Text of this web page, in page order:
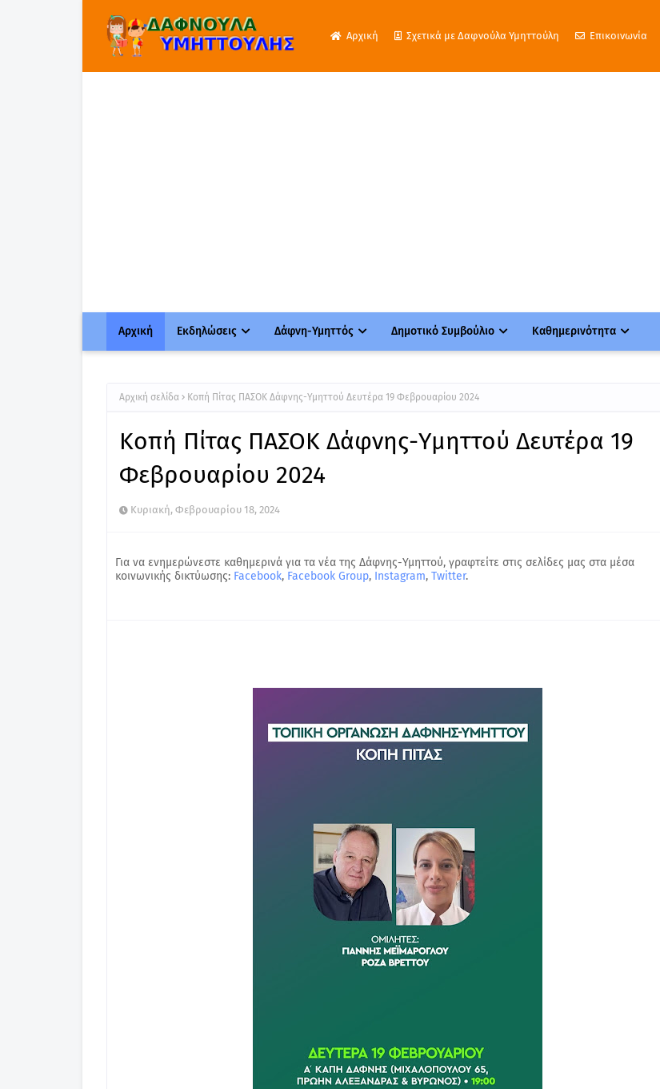
Αρχική Σχετικά με Δαφνούλα Υμηττούλη Επικοινωνία
Αρχική Εκδηλώσεις Δάφνη-Υμηττός Δημοτικό Συμβούλιο Καθημερινότητα
Αρχική σελίδα Κοπή Πίτας ΠΑΣΟΚ Δάφνης-Υμηττού Δευτέρα 19 Φεβρουαρίου 2024
Κοπή Πίτας ΠΑΣΟΚ Δάφνης-Υμηττού Δευτέρα 19
Φεβρουαρίου 2024
Κυριακή, Φεβρουαρίου 18, 2024
Για να ενημερώνεστε καθημερινά για τα νέα της Δάφνης-Υμηττού, γραφτείτε στις σελίδες μας στα μέσα
κοινωνικής δικτύωσης: Facebook, Facebook Group, Instagram, Twitter.